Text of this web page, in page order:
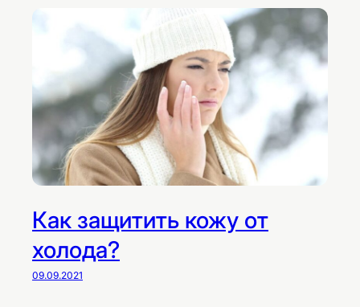
Как защитить кожу от
холода?
09.09.2021